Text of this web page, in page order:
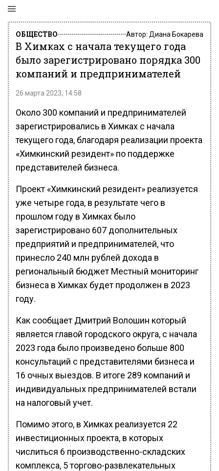
ОБЩЕСТВО Автор: Диана Бокарева
В Химках с начала текущего года
было зарегистрировано порядка 300
компаний и предпринимателей
26 марта 2023, 14:58
Около 300 компаний и предпринимателей
зарегистрировались в Химках с начала
текущего года, благодаря реализации проекта
«Химкинский резидент» по поддержке
представителей бизнеса.
Проект «Химкинский резидент» реализуется
уже четыре года, в результате чего в
прошлом году в Химках было
зарегистрировано 607 дополнительных
предприятий и предпринимателей, что
принесло 240 млн рублей дохода в
региональный бюджет Местный мониторинг
бизнеса в Химках будет продолжен в 2023
году.
Как сообщает Дмитрий Волошин который
является главой городского округа, с начала
2023 года было произведено больше 800
консультаций с представителями бизнеса и
16 очных выездов. В итоге 289 компаний и
индивидуальных предпринимателей встали
на налоговый учет.
Помимо этого, в Химках реализуется 22
инвестиционных проекта, в которых
числиться 6 производственно-складских
комплекса, 5 торгово-развлекательных